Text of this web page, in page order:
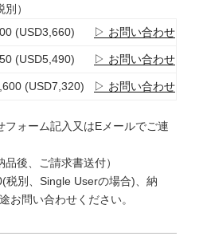
）
(USD3,660) ▷ お問い合わせ
(USD5,490) ▷ お問い合わせ
(USD7,320) ▷ お問い合わせ
フォーム記入又はEメールでご連
後、ご請求書送付）
税別、Single Userの場合)、納
お問い合わせください。